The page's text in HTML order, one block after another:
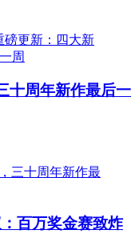
十周年新作最后一
百万奖金赛致炸